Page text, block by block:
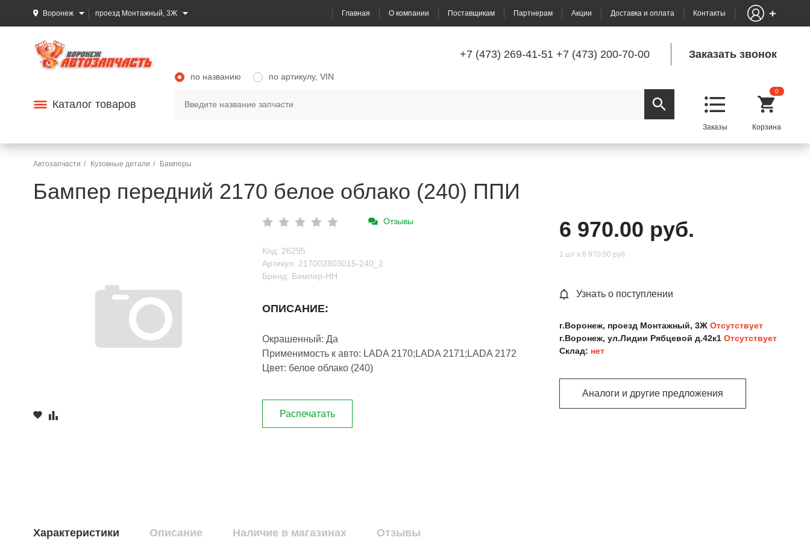
Воронеж проезд Монтажный, 3Ж Главная О компании Поставщикам Партнерам Акции Доставка и оплата Контакты
+7 (473) 269-41-51 +7 (473) 200-70-00 Заказать звонок
Каталог товаров
по названию по артикулу, VIN
0
Автозапчасти Кузовные детали Бамперы
Бампер передний 2170 белое облако (240) ППИ
Отзывы
Код: 26295
Артикул: 217002803015-240_2
Бренд: Бампер-НН
ОПИСАНИЕ:
Окрашенный: Да
Применимость к авто: LADA 2170;LADA 2171;LADA 2172
Цвет: белое облако (240)
Распечатать
6 970.00 руб.
1 шт х 6 970.00 руб.
Узнать о поступлении
г.Воронеж, проезд Монтажный, 3Ж Отсутствует
г.Воронеж, ул.Лидии Рябцевой д.42к1 Отсутствует
Склад: нет
Аналоги и другие предложения
Характеристики Описание Наличие в магазинах Отзывы